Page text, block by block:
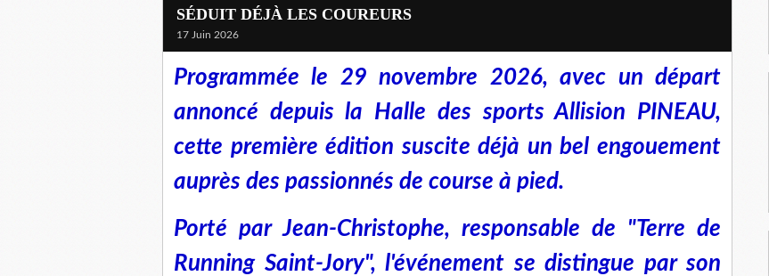
SÉDUIT DÉJÀ LES COUREURS
17 Juin 2026
Programmée le 29 novembre 2026, avec un départ
annoncé depuis la Halle des sports Allision PINEAU,
cette première édition suscite déjà un bel engouement
auprès des passionnés de course à pied.
Porté par Jean-Christophe, responsable de "Terre de
Running Saint-Jory", l'événement se distingue par son